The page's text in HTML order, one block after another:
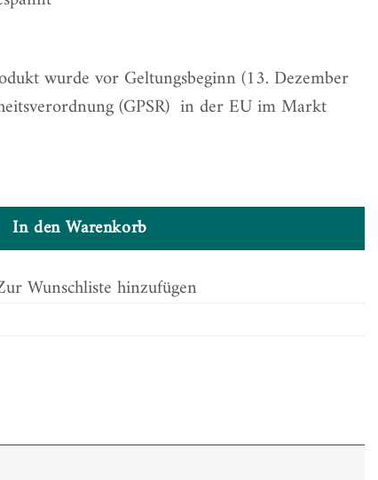
wurde vor Geltungsbeginn (13. Dezember
(GPSR) in der EU im Markt
In den Warenkorb
Wunschliste hinzufügen